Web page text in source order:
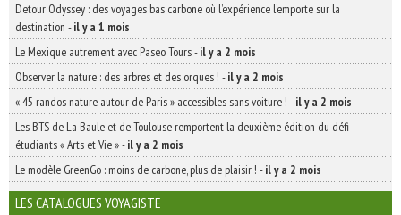
Detour Odyssey : des voyages bas carbone où l’expérience l’emporte sur la
destination -il y a 1 mois
Le Mexique autrement avec Paseo Tours-il y a 2 mois
Observer la nature : des arbres et des orques ! -il y a 2 mois
« 45 randos nature autour de Paris » accessibles sans voiture ! -il y a 2 mois
Les BTS de La Baule et de Toulouse remportent la deuxième édition du défi
étudiants « Arts et Vie »-il y a 2 mois
Le modèle GreenGo : moins de carbone, plus de plaisir ! -il y a 2 mois
LES CATALOGUES VOYAGISTE